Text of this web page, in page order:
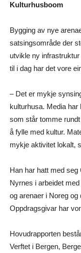
Kulturhusboom
Bygging av nye
satsingsområde der
utvikle ny
til i dag har det vore
– Det er mykje
kulturhusa. Media har
som står tomme
å fylle med kultur.
mykje aktivitet lokalt,
Han har hatt med
Nyrnes i arbeidet
og arenaer i Noreg
Oppdragsgivar har
Hovudrapporten
Verftet i Bergen,